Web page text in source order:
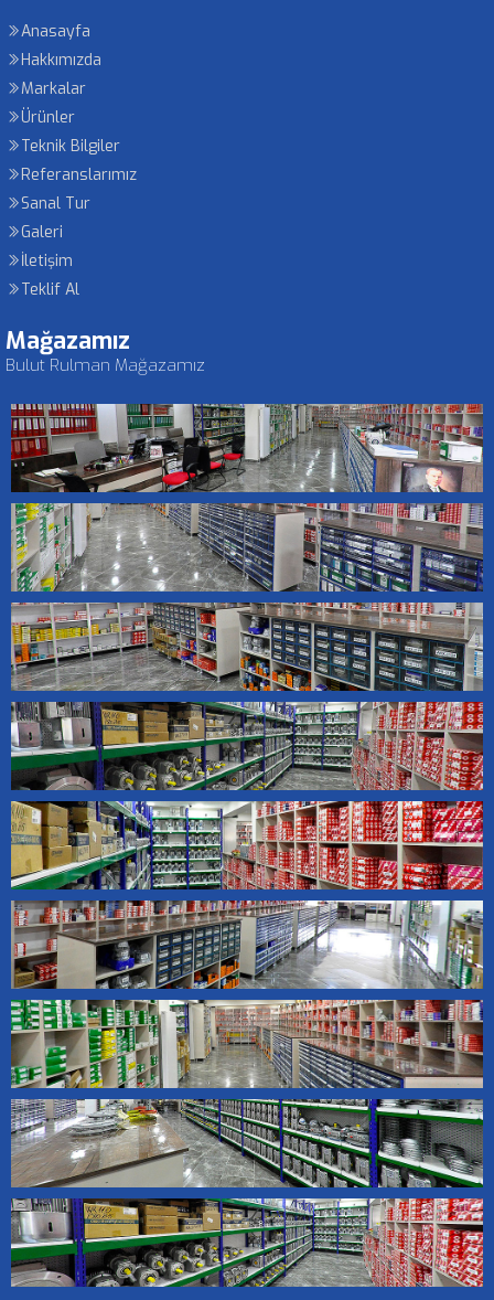
Anasayfa
Hakkımızda
Markalar
Ürünler
Teknik Bilgiler
Referanslarımız
Sanal Tur
Galeri
İletişim
Teklif Al
Mağazamız
Bulut Rulman Mağazamız